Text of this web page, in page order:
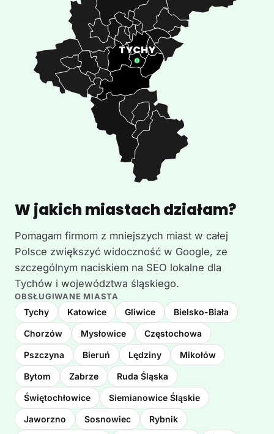
W jakich miastach działam?
Pomagam firmom z mniejszych miast w całej
Polsce zwiększyć widoczność w Google, ze
szczególnym naciskiem na SEO lokalne dla
Tychów i województwa śląskiego.
OBSŁUGIWANE MIASTA
Tychy Katowice Gliwice Bielsko-Biała
Chorzów Mysłowice Częstochowa
Pszczyna Bieruń Lędziny Mikołów
Bytom Zabrze Ruda Śląska
Świętochłowice Siemianowice Śląskie
Jaworzno Sosnowiec Rybnik